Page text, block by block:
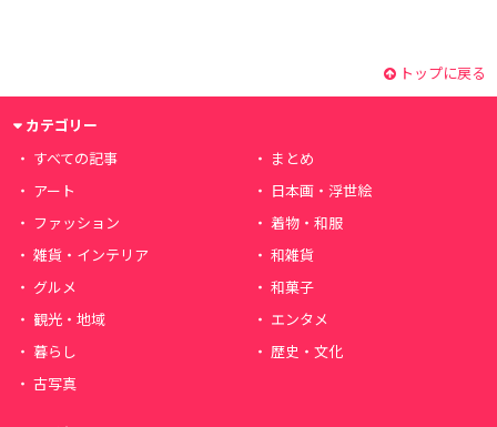
トップに戻る
カテゴリー
すべての記事
まとめ
アート
日本画・浮世絵
ファッション
着物・和服
雑貨・インテリア
和雑貨
グルメ
和菓子
観光・地域
エンタメ
暮らし
歴史・文化
古写真